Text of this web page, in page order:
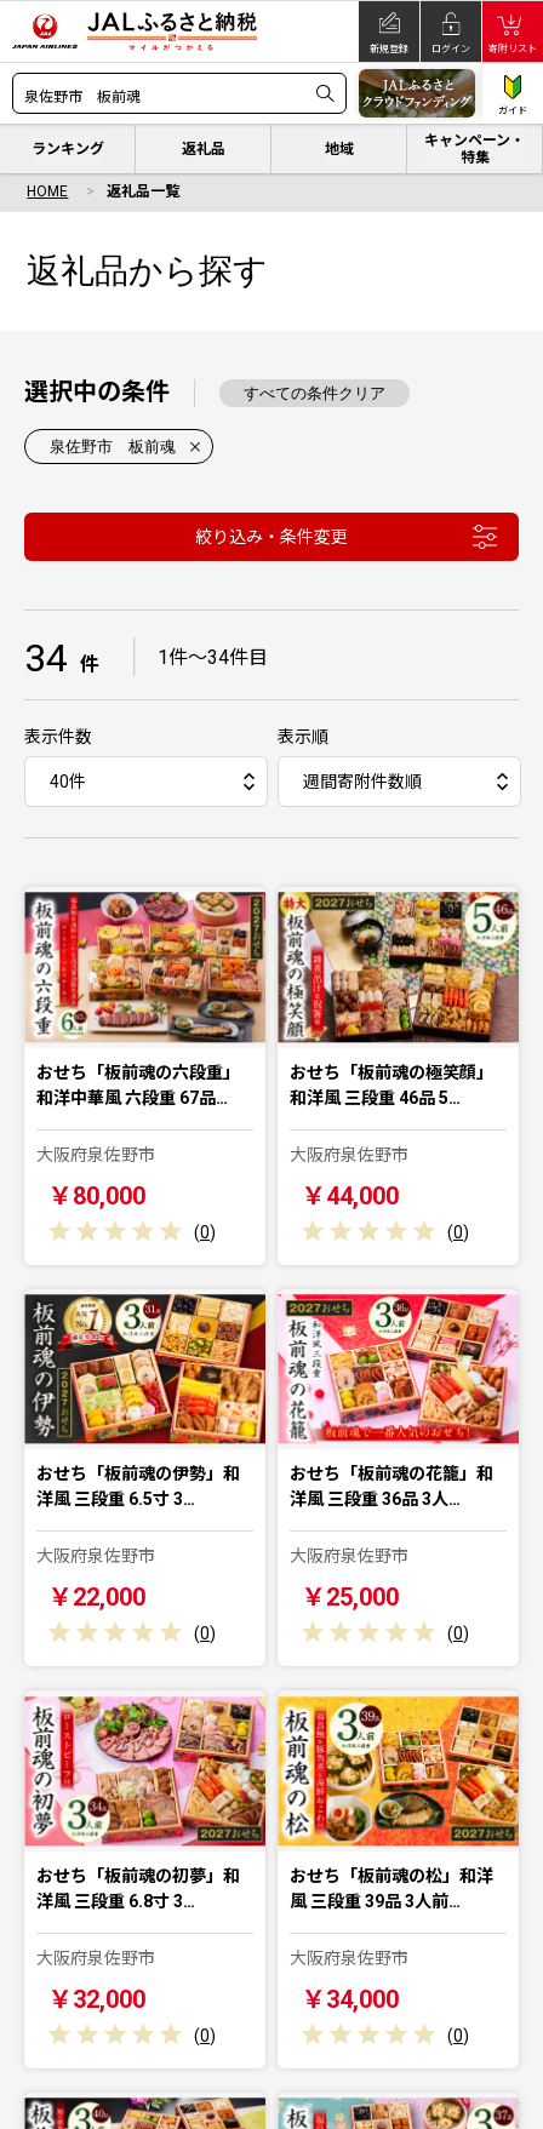
新規登録 ログイン 寄附リスト
ガイド
ランキング 返礼品 地域
キャンペーン・
特集
HOME 返礼品一覧
返礼品から探す
選択中の条件 すべての条件クリア
泉佐野市 板前魂
絞り込み・条件変更
34 件 1件〜34件目
表示件数 表示順
おせち「板前魂の六段重」
和洋中華風 六段重 67品…
大阪府泉佐野市
￥80,000
(0)
おせち「板前魂の極笑顔」
和洋風 三段重 46品 5…
大阪府泉佐野市
￥44,000
(0)
おせち「板前魂の伊勢」和
洋風 三段重 6.5寸 3…
大阪府泉佐野市
￥22,000
(0)
おせち「板前魂の花籠」和
洋風 三段重 36品 3人…
大阪府泉佐野市
￥25,000
(0)
おせち「板前魂の初夢」和
洋風 三段重 6.8寸 3…
大阪府泉佐野市
￥32,000
(0)
おせち「板前魂の松」和洋
風 三段重 39品 3人前…
大阪府泉佐野市
￥34,000
(0)